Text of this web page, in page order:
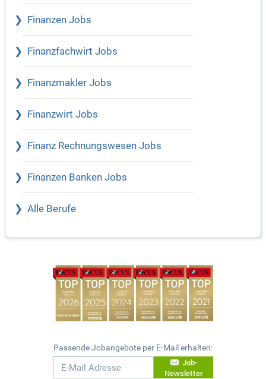
Finanzen Jobs
Finanzfachwirt Jobs
Finanzmakler Jobs
Finanzwirt Jobs
Finanz Rechnungswesen Jobs
Finanzen Banken Jobs
Alle Berufe
Passende Jobangebote per E-Mail erhalten:
Job-
Newsletter